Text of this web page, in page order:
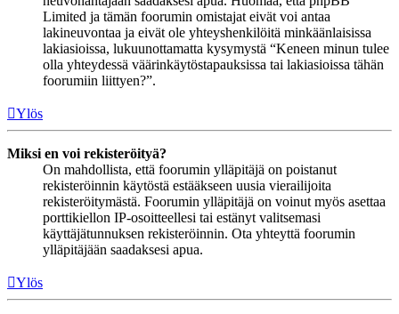
Limited ja tämän foorumin omistajat eivät voi antaa
lakineuvontaa ja eivät ole yhteyshenkilöitä minkäänlaisissa
lakiasioissa, lukuunottamatta kysymystä “Keneen minun tulee
olla yhteydessä väärinkäytöstapauksissa tai lakiasioissa tähän
foorumiin liittyen?”.
Ylös
Miksi en voi rekisteröityä?
On mahdollista, että foorumin ylläpitäjä on poistanut
rekisteröinnin käytöstä estääkseen uusia vierailijoita
rekisteröitymästä. Foorumin ylläpitäjä on voinut myös asettaa
porttikiellon IP-osoitteellesi tai estänyt valitsemasi
käyttäjätunnuksen rekisteröinnin. Ota yhteyttä foorumin
ylläpitäjään saadaksesi apua.
Ylös